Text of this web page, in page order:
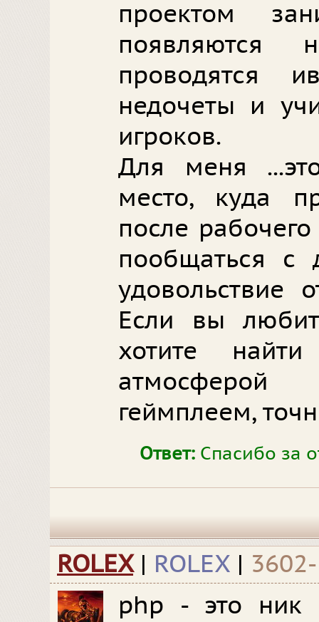
проектом
появляются
проводятся
недочеты и
игроков.
Для меня
место, куда
после
пообщаться с
удовольствие
Если вы
хотите
геймплеем,
Ответ: Спасибо за
ROLEX | ROLEX |
php - это ник